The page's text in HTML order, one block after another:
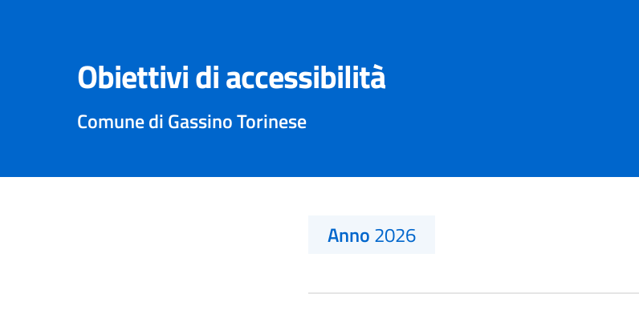
Obiettivi di accessibilità
Comune di Gassino Torinese
Anno2026